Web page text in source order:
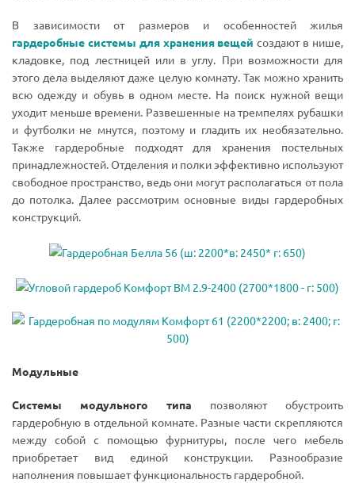
В зависимости от размеров и особенностей жилья
гардеробные системы для хранения вещей создают в нише,
кладовке, под лестницей или в углу. При возможности для
этого дела выделяют даже целую комнату. Так можно хранить
всю одежду и обувь в одном месте. На поиск нужной вещи
уходит меньше времени. Развешенные на тремпелях рубашки
и футболки не мнутся, поэтому и гладить их необязательно.
Также гардеробные подходят для хранения постельных
принадлежностей. Отделения и полки эффективно используют
свободное пространство, ведь они могут располагаться от пола
до потолка. Далее рассмотрим основные виды гардеробных
конструкций.
Модульные
Системы модульного типа позволяют обустроить
гардеробную в отдельной комнате. Разные части скрепляются
между собой с помощью фурнитуры, после чего мебель
приобретает вид единой конструкции. Разнообразие
наполнения повышает функциональность гардеробной.